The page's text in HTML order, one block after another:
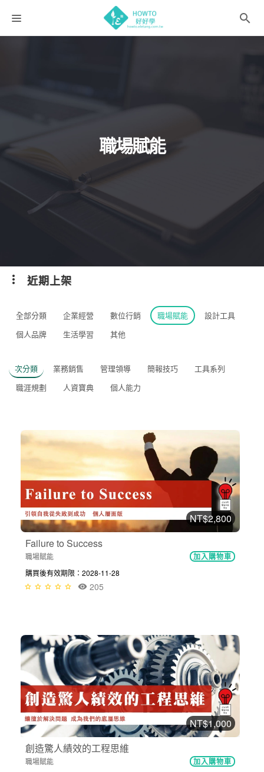
折扣碼
職場賦能
近期上架
全部分類 企業經營 數位行銷 職場賦能
設計工具
個人品牌
生活學習 其他
次分類 業務銷售 管理領導 簡報技巧
工具系列
職涯規劃
人資寶典 個人能力
NT$2,800
Failure to Success
職場賦能 加入購物車
購買後有效期限：2028-11-28
205
NT$1,000
創造驚人績效的工程思維
職場賦能 加入購物車